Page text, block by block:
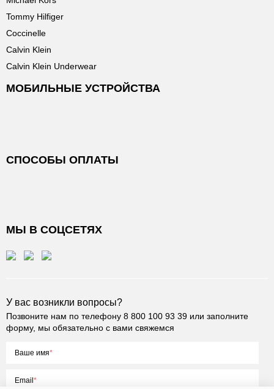
Tommy Hilfiger
Coccinelle
Calvin Klein
Calvin Klein Underwear
МОБИЛЬНЫЕ УСТРОЙСТВА
СПОСОБЫ ОПЛАТЫ
МЫ В СОЦСЕТЯХ
У вас возникли вопросы?
Позвоните нам по телефону 8 800 100 93 39 или заполните
форму, мы обязательно с вами свяжемся
Ваше имя
Email